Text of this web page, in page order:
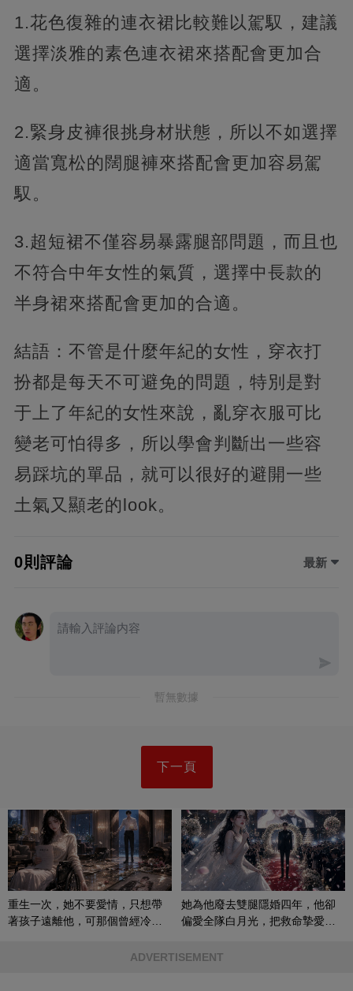
1.花色復雜的連衣裙比較難以駕馭，建議
選擇淡雅的素色連衣裙來搭配會更加合
適。
2.緊身皮褲很挑身材狀態，所以不如選擇
適當寬松的闊腿褲來搭配會更加容易駕
馭。
3.超短裙不僅容易暴露腿部問題，而且也
不符合中年女性的氣質，選擇中長款的
半身裙來搭配會更加的合適。
結語：不管是什麼年紀的女性，穿衣打
扮都是每天不可避免的問題，特別是對
于上了年紀的女性來說，亂穿衣服可比
變老可怕得多，所以學會判斷出一些容
易踩坑的單品，就可以很好的避開一些
土氣又顯老的look。
0則評論 最新
暫無數據
下一頁
重生一次，她不要愛情，只想帶
著孩子遠離他，可那個曾經冷漠
她為他廢去雙腿隱婚四年，他卻
偏愛全隊白月光，把救命摯愛當
ADVERTISEMENT